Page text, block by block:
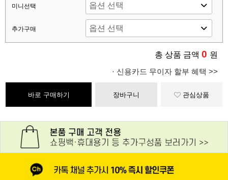
미니선택
추가구매
총 상품 금액 0 원
· 신용카드 무이자 할부 혜택 >>
바로 구매하기 장바구니 관심상품